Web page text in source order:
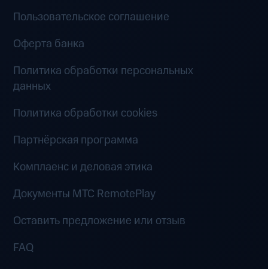
Пользовательское соглашение
Оферта банка
Политика обработки персональных
данных
Политика обработки cookies
Партнёрская программа
Комплаенс и деловая этика
Документы MTC RemotePlay
Оставить предложение или отзыв
FAQ